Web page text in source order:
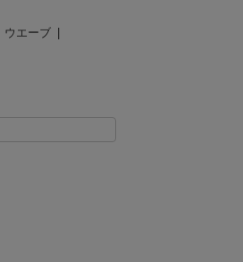
ウエーブ